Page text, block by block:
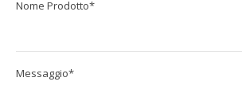
Nome Prodotto*
Messaggio*